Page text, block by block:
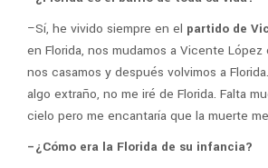
–Sí, he vivido siempre en el partido de
en Florida, nos mudamos a Vicente López
nos casamos y después volvimos a
algo extraño, no me iré de Florida. Falta
cielo pero me encantaría que la muerte
–¿Cómo era la Florida de su infancia?